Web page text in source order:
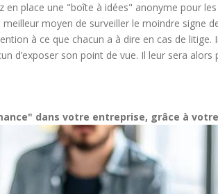
en place une "boîte à idées" anonyme pour
moyen de surveiller le moindre
à ce que chacun a à dire en cas de
d’exposer son point de vue. Il leur sera
dans votre entreprise, grâce à